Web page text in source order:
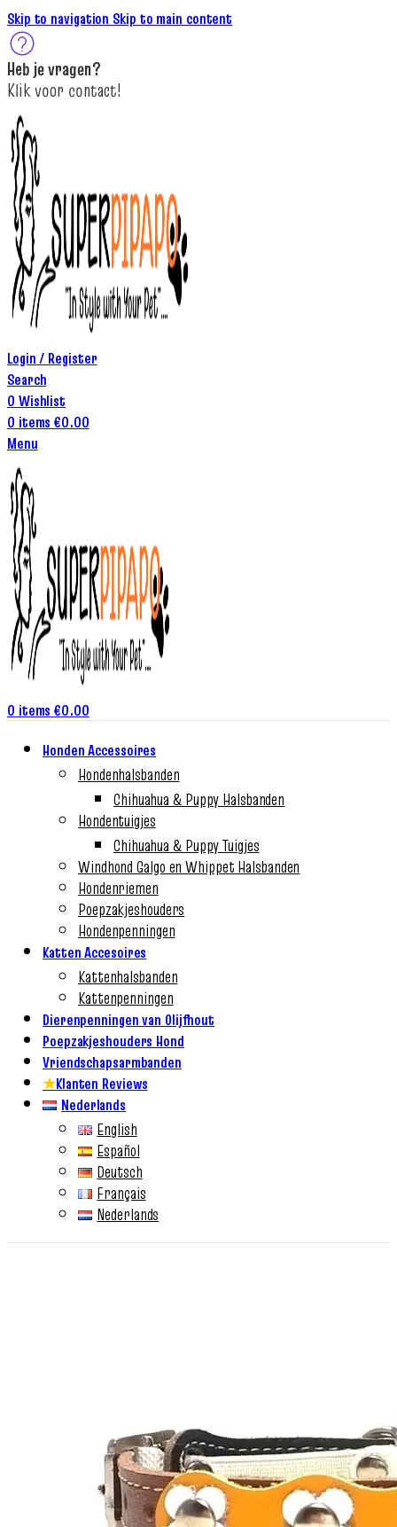
Skip to navigation Skip to main content
Heb jevragen?
Klikvoor contact!
Login / Register
Search
0 Wishlist
0 items €0.00
Menu
0 items €0.00
Honden Accessoires
Hondenhalsbanden
Chihuahua & Puppy Halsbanden
Hondentuigjes
Chihuahua & Puppy Tuigjes
Windhond Galgo en Whippet Halsbanden
Hondenriemen
Poepzakjeshouders
Hondenpenningen
Katten Accesoires
Kattenhalsbanden
Kattenpenningen
Dierenpenningen van Olijfhout
Poepzakjeshouders Hond
Vriendschapsarmbanden
★Klanten Reviews
Nederlands
English
Español
Deutsch
Français
Nederlands